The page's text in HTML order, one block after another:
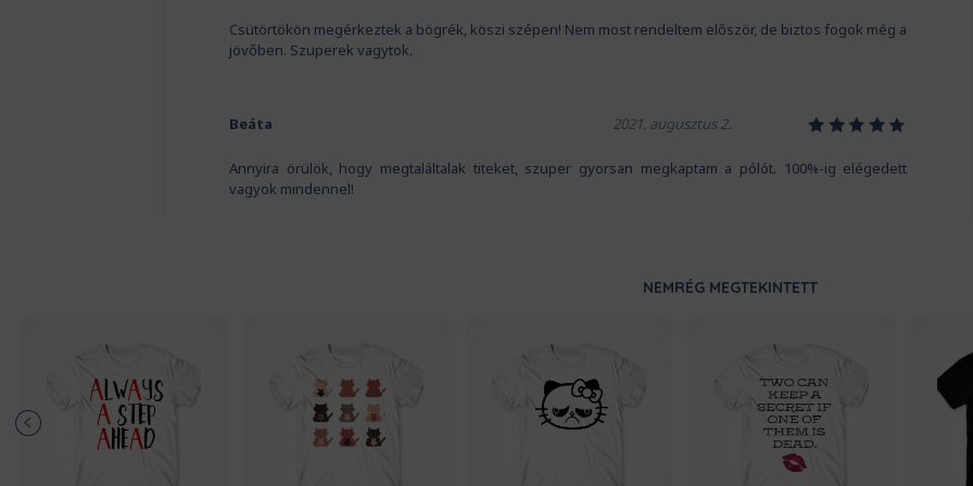
Csütörtökön megérkeztek a bögrék, köszi szépen! Nem most rendeltem először, de biztos fogok még a
jövőben. Szuperek vagytok.
Beáta 2021. augusztus 2. 12345
Annyira örülök, hogy megtaláltalak titeket, szuper gyorsan megkaptam a pólót. 100%-ig elégedett
vagyok mindennel!
NEMRÉG MEGTEKINTETT